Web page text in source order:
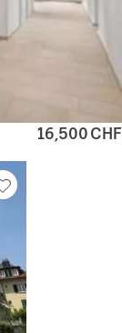
16,500 CHF